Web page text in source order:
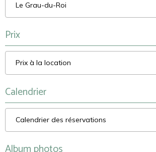
Le Grau-du-Roi
Prix
Prix à la location
Calendrier
Calendrier des réservations